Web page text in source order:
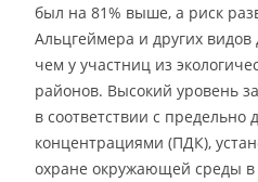
был на 81% выше, а риск
Альцгеймера и других
чем у участниц из
районов. Высокий уровень
в соответствии с предельно
концентрациями (ПДК),
охране окружающей среды в